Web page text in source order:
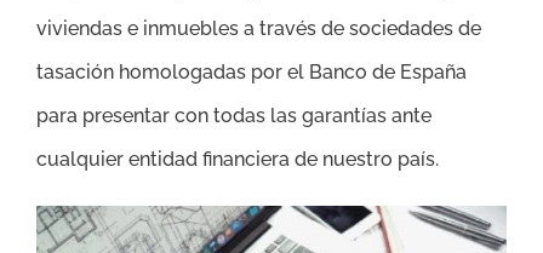
viviendas e inmuebles a través de sociedades de
tasación homologadas por el Banco de España
para presentar con todas las garantías ante
cualquier entidad financiera de nuestro país.